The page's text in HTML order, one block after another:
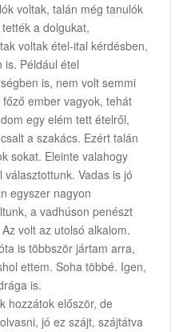
voltak, talán még tanulók
a dolgukat,
voltak étel-ital kérdésben,
is. Például étel
is, nem volt semmi
ember vagyok, tehát
egy elém tett ételről,
a szakács. Ezért talán
sokat. Eleinte valahogy
választottunk. Vadas is jó
egyszer nagyon
a vadhúson penészt
volt az utolsó alkalom.
is többször jártam arra,
ettem. Soha többé. Igen,
is.
hozzátok először, de
jó ez szájt, szájtátva